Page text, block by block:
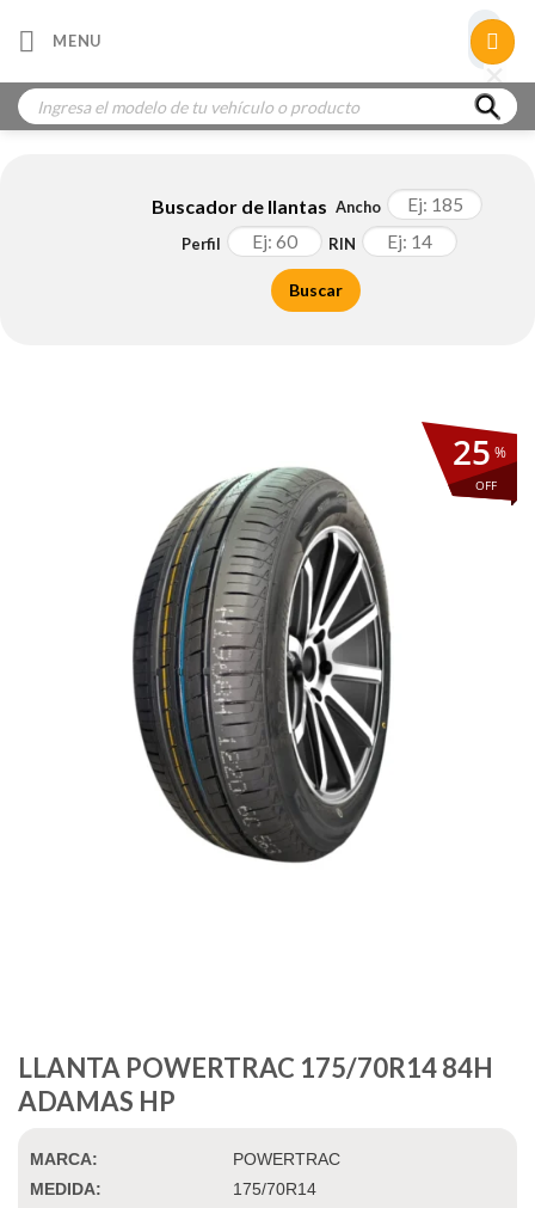
MENU
Búsqueda
de
productos
Buscador de llantas Ancho
Perfil
RIN
Buscar
%
OFF
25
LLANTA POWERTRAC 175/70R14 84H
ADAMAS HP
MARCA:
POWERTRAC
MEDIDA:
175/70R14
×
×
×